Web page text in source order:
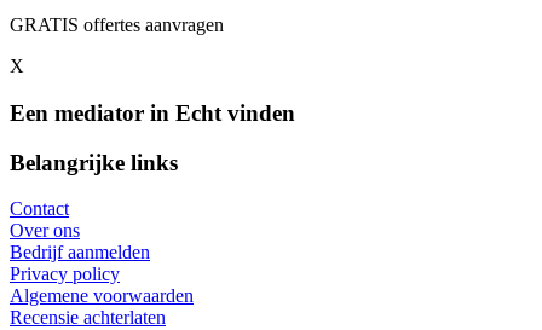
GRATIS offertes aanvragen
X
Een mediator in Echt vinden
Belangrijke links
Contact
Over ons
Bedrijf aanmelden
Privacy policy
Algemene voorwaarden
Recensie achterlaten